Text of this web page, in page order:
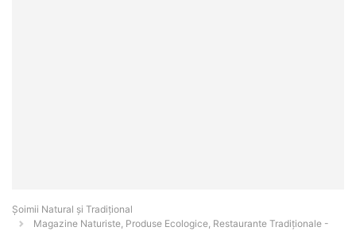
Șoimii Natural și Tradițional
Magazine Naturiste, Produse Ecologice, Restaurante Tradiționale -